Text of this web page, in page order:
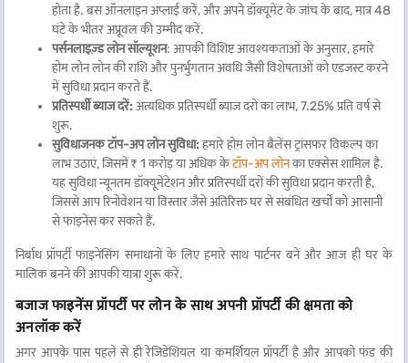
होता है. बस ऑनलाइन अप्लाई करें, और अपने डॉक्यूमेंट के जांच के बाद, मात्र 48
घंटे के भीतर अप्रूवल की उम्मीद करें.
पर्सनलाइज़्ड लोन सॉल्यूशन: आपकी विशिष्ट आवश्यकताओं के अनुसार, हमारे
होम लोन लोन की राशि और पुनर्भुगतान अवधि जैसी विशेषताओं को एडजस्ट करने
में सुविधा प्रदान करते हैं.
प्रतिस्पर्धी ब्याज दरें: अत्यधिक प्रतिस्पर्धी ब्याज दरों का लाभ, 7.25% प्रति वर्ष से
शुरू.
सुविधाजनक टॉप-अप लोन सुविधा: हमारे होम लोन बैलेंस ट्रांसफर विकल्प का
लाभ उठाएं, जिसमें ₹ 1 करोड़ या अधिक केटॉप-अप लोनका एक्सेस शामिल है.
यह सुविधा न्यूनतम डॉक्यूमेंटेशन और प्रतिस्पर्धी दरों की सुविधा प्रदान करती है,
जिससे आप रिनोवेशन या विस्तार जैसे अतिरिक्त घर से संबंधित खर्चों को आसानी
से फाइनेंस कर सकते हैं.
निर्बाध प्रॉपर्टी फाइनेंसिंग समाधानों के लिए हमारे साथ पार्टनर बनें और आज ही घर के
मालिक बनने की आपकी यात्रा शुरू करें.
बजाज फाइनेंस प्रॉपर्टी पर लोन के साथ अपनी प्रॉपर्टी की क्षमता को
अनलॉक करें
अगर आपके पास पहले से ही रेजिडेंशियल या कमर्शियल प्रॉपर्टी है और आपको फंड की